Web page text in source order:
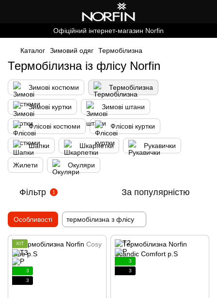
Офіційний інтернет-магазин Norfin
Каталог Зимовий одяг Термобілизна
Термобілизна із флісу Norfin
Зимові костюми Термобілизна
Зимові куртки Зимові штани
Флісові костюми Флісові куртки
Шапки Шкарпетки Рукавички
Жилети Окуляри
Фільтр 1 За популярністю
Особливості термобілизна з флісу
ХІТ
3
3
3
3